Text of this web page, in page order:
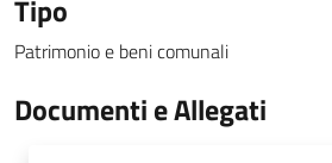
Tipo
Patrimonio e beni comunali
Documenti e Allegati